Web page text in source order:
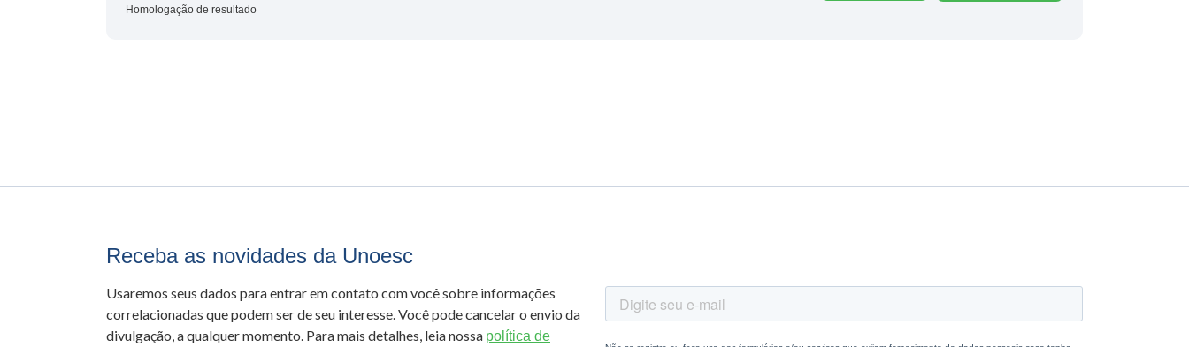
Homologação de resultado
Receba as novidades da Unoesc
Usaremos seus dados para entrar em contato com você sobre informações
correlacionadas que podem ser de seu interesse. Você pode cancelar o envio da
divulgação, a qualquer momento. Para mais detalhes, leia nossa política de